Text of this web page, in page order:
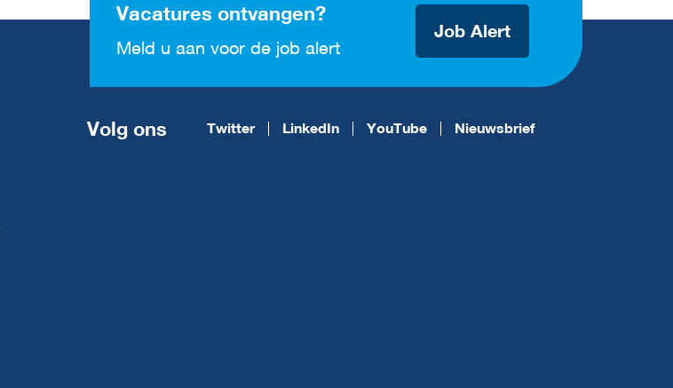
Vacatures ontvangen?
Meld u aan voor de job alert
Job Alert
Volg ons Twitter LinkedIn YouTube Nieuwsbrief